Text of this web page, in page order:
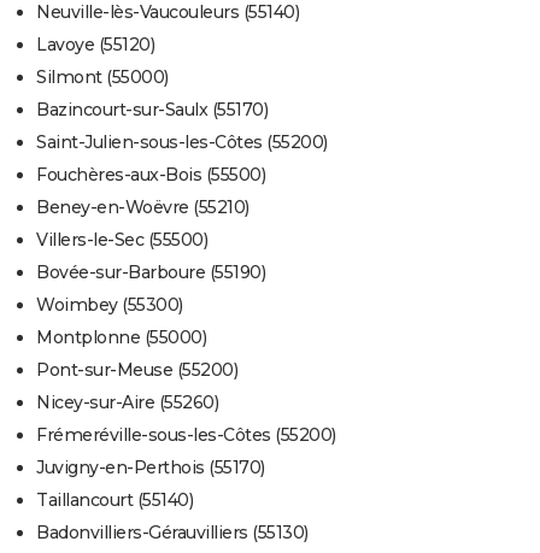
Neuville-lès-Vaucouleurs (55140)
Lavoye (55120)
Silmont (55000)
Bazincourt-sur-Saulx (55170)
Saint-Julien-sous-les-Côtes (55200)
Fouchères-aux-Bois (55500)
Beney-en-Woëvre (55210)
Villers-le-Sec (55500)
Bovée-sur-Barboure (55190)
Woimbey (55300)
Montplonne (55000)
Pont-sur-Meuse (55200)
Nicey-sur-Aire (55260)
Frémeréville-sous-les-Côtes (55200)
Juvigny-en-Perthois (55170)
Taillancourt (55140)
Badonvilliers-Gérauvilliers (55130)